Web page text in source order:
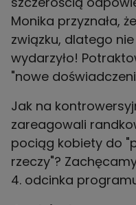
Monika przyznała,
związku, dlatego
wydarzyło!
"nowe
Jak na
zareagowali
pociąg kobiety do
rzeczy"?
4. odcinka